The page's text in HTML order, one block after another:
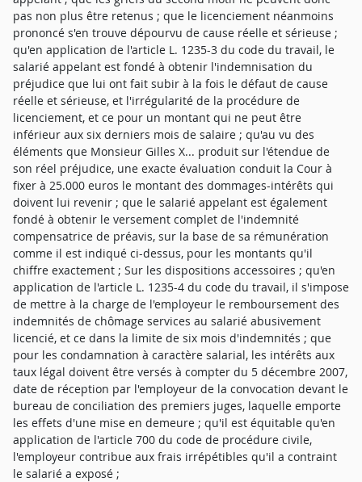
pas non plus être retenus ; que le licenciement néanmoins
prononcé s'en trouve dépourvu de cause réelle et sérieuse ;
qu'en application de l'article L. 1235-3 du code du travail, le
salarié appelant est fondé à obtenir l'indemnisation du
préjudice que lui ont fait subir à la fois le défaut de cause
réelle et sérieuse, et l'irrégularité de la procédure de
licenciement, et ce pour un montant qui ne peut être
inférieur aux six derniers mois de salaire ; qu'au vu des
éléments que Monsieur Gilles X... produit sur l'étendue de
son réel préjudice, une exacte évaluation conduit la Cour à
fixer à 25.000 euros le montant des dommages-intérêts qui
doivent lui revenir ; que le salarié appelant est également
fondé à obtenir le versement complet de l'indemnité
compensatrice de préavis, sur la base de sa rémunération
comme il est indiqué ci-dessus, pour les montants qu'il
chiffre exactement ; Sur les dispositions accessoires ; qu'en
application de l'article L. 1235-4 du code du travail, il s'impose
de mettre à la charge de l'employeur le remboursement des
indemnités de chômage services au salarié abusivement
licencié, et ce dans la limite de six mois d'indemnités ; que
pour les condamnation à caractère salarial, les intérêts aux
taux légal doivent être versés à compter du 5 décembre 2007,
date de réception par l'employeur de la convocation devant le
bureau de conciliation des premiers juges, laquelle emporte
les effets d'une mise en demeure ; qu'il est équitable qu'en
application de l'article 700 du code de procédure civile,
l'employeur contribue aux frais irrépétibles qu'il a contraint
le salarié a exposé ;